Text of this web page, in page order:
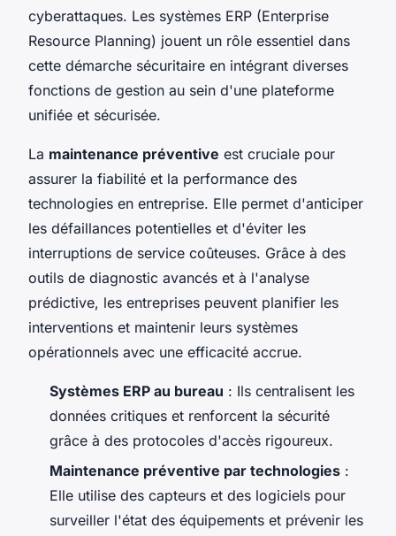
cyberattaques. Les systèmes ERP (Enterprise
Resource Planning) jouent un rôle essentiel dans
cette démarche sécuritaire en intégrant diverses
fonctions de gestion au sein d'une plateforme
unifiée et sécurisée.
La maintenance préventive est cruciale pour
assurer la fiabilité et la performance des
technologies en entreprise. Elle permet d'anticiper
les défaillances potentielles et d'éviter les
interruptions de service coûteuses. Grâce à des
outils de diagnostic avancés et à l'analyse
prédictive, les entreprises peuvent planifier les
interventions et maintenir leurs systèmes
opérationnels avec une efficacité accrue.
Systèmes ERP au bureau : Ils centralisent les
données critiques et renforcent la sécurité
grâce à des protocoles d'accès rigoureux.
Maintenance préventive par technologies :
Elle utilise des capteurs et des logiciels pour
surveiller l'état des équipements et prévenir les